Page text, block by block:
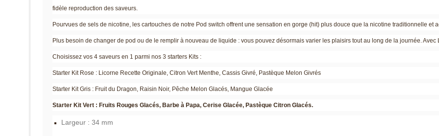
fidèle reproduction des saveurs.
Pourvues de sels de nicotine, les cartouches de notre Pod switch offrent une sensation en gorge (hit) plus douce que la nicotine traditionnelle et
Plus besoin de changer de pod ou de le remplir à nouveau de liquide : vous pouvez désormais varier les plaisirs tout au long de la journée. Avec
Choisissez vos 4 saveurs en 1 parmi nos 3 starters Kits :
Starter Kit Rose : Licorne Recette Originale, Citron Vert Menthe, Cassis Givré, Pastèque Melon Givrés
Starter Kit Gris : Fruit du Dragon, Raisin Noir, Pêche Melon Glacés, Mangue Glacée
Starter Kit Vert : Fruits Rouges Glacés, Barbe à Papa, Cerise Glacée, Pastèque Citron Glacés.
Largeur : 34 mm